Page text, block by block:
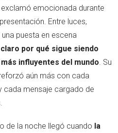
exclamó emocionada durante
Entre luces,
puesta en escena
por qué sigue siendo
influyentes del mundo . Su
aún más con cada
cada mensaje cargado de
de la noche llegó cuando la